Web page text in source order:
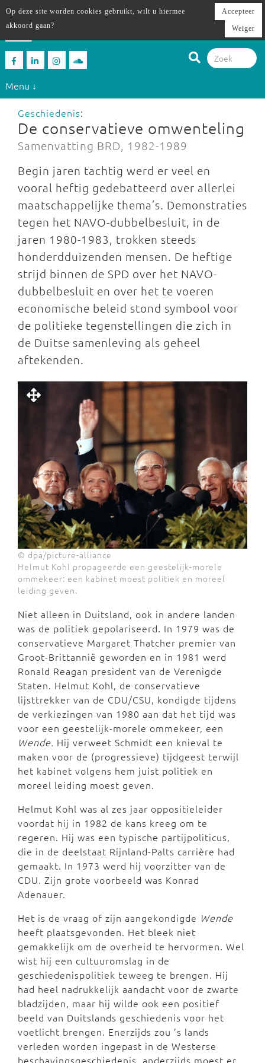
Menu ↓
Geschiedenis:
De conservatieve omwenteling
Samenvatting BRD, 1982-1989
Begin jaren tachtig werd er veel en
vooral heftig gedebatteerd over allerlei
maatschappelijke thema’s. Demonstraties
tegen het NAVO-dubbelbesluit, in de
jaren 1980-1983, trokken steeds
honderdduizenden mensen. De heftige
strijd binnen de SPD over het NAVO-
dubbelbesluit en over het te voeren
economische beleid stond symbool voor
de politieke tegenstellingen die zich in
de Duitse samenleving als geheel
aftekenden.
© dpa/picture-alliance
Helmut Kohl propageerde een geestelijk-morele
ommekeer: een kabinet moest politiek en moreel
leiding geven.
Niet alleen in Duitsland, ook in andere landen
was de politiek gepolariseerd. In 1979 was de
conservatieve Margaret Thatcher premier van
Groot-Brittannië geworden en in 1981 werd
Ronald Reagan president van de Verenigde
Staten. Helmut Kohl, de conservatieve
lijsttrekker van de CDU/CSU, kondigde tijdens
de verkiezingen van 1980 aan dat het tijd was
voor een geestelijk-morele ommekeer, een
Wende. Hij verweet Schmidt een knieval te
maken voor de (progressieve) tijdgeest terwijl
het kabinet volgens hem juist politiek en
moreel leiding moest geven.
Helmut Kohl was al zes jaar oppositieleider
voordat hij in 1982 de kans kreeg om te
regeren. Hij was een typische partijpoliticus,
die in de deelstaat Rijnland-Palts carrière had
gemaakt. In 1973 werd hij voorzitter van de
CDU. Zijn grote voorbeeld was Konrad
Adenauer.
Het is de vraag of zijn aangekondigde Wende
heeft plaatsgevonden. Het bleek niet
gemakkelijk om de overheid te hervormen. Wel
wist hij een cultuuromslag in de
geschiedenispolitiek teweeg te brengen. Hij
had heel nadrukkelijk aandacht voor de zwarte
bladzijden, maar hij wilde ook een positief
beeld van Duitslands geschiedenis voor het
voetlicht brengen. Enerzijds zou ’s lands
verleden worden ingepast in de Westerse
beschavingsgeschiedenis, anderzijds moest er
Op deze site worden cookies gebruikt, wilt u hiermee
akkoord gaan?
Accepteer
Weiger